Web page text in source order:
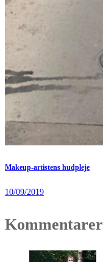
Makeup-artistens hudpleje
10/09/2019
Kommentarer